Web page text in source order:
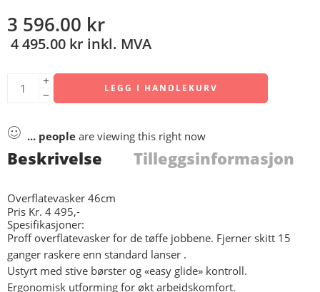
3 596.00 kr
4 495.00 kr inkl. MVA
LEGG I HANDLEKURV
... people are viewing this right now
Beskrivelse Tilleggsinformasjon
Overflatevasker 46cm
Pris Kr. 4 495,-
Spesifikasjoner:
Proff overflatevasker for de tøffe jobbene. Fjerner skitt 15
ganger raskere enn standard lanser .
Ustyrt med stive børster og «easy glide» kontroll.
Ergonomisk utforming for økt arbeidskomfort.